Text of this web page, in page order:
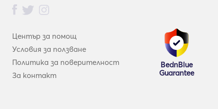
Център за помощ
Условия за ползване
Политика за поверителност
За контакт
BednBlue
Guarantee